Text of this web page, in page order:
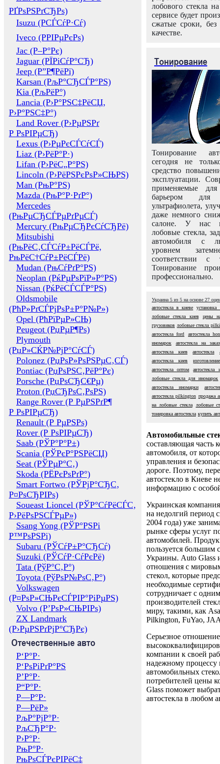
РҐРѕРЅРґСЂРѕ)
Isuzu (РСЃСѓР·Сѓ)
Iveco (РРІРµРєРѕ)
Jac (Р–Р°Рє)
Jaguar (РЇРіСѓР°СЂ)
Jeep (Р”Р¶РёРї)
Karsan (РљР°СЂСЃР°РЅ)
Kia (РљРёР°)
Lancia (Р›Р°РЅС‡РёСЏ,
Р›Р°РЅС‡Р°)
Land Rover (Р›РµРЅРґ
Р РѕРІРµСЂ)
Lexus (Р›РµРєСЃСѓСЃ)
Liaz (Р›РёР°Р·)
Lifan (Р›РёС„Р°РЅ)
Lincoln (Р›РёРЅРєРѕР»СЊРЅ)
Man (РњР°РЅ)
Mazda (РњР°Р·РґР°)
Mercedes
(РњРµСЂСЃРµРґРµСЃ)
Mercury (РњРµСЂРєСѓСЂРё)
Mitsubishi
(РњРёС‚СЃСѓР±РёСЃРё,
РњРёС†СѓР±РёСЃРё)
Mudan (РњСѓРґР°РЅ)
Neoplan (РќРµРѕРїР»Р°РЅ)
Nissan (РќРёСЃСЃР°РЅ)
Oldsmobile
(РћР»РґСЃРјРѕР±Р°Р№Р»)
Opel (РћРїРµР»СЊ)
Peugeot (РџРµР¶Рѕ)
Plymouth
(РџР»СЌР№РјР°СѓСЃ)
Polonez (РџРѕР»РѕРЅРµС‚СЃ)
Pontiac (РџРѕРЅС‚РёР°Рє)
Porsche (РџРѕСЂС€Рµ)
Proton (РџСЂРѕС‚РѕРЅ)
Range Rover (Р РµРЅРґР¶
Р РѕРІРµСЂ)
Renault (Р РµРЅРѕ)
Rover (Р РѕРІРµСЂ)
Saab (РЎР°Р°Р±)
Scania (РЎРєР°РЅРёСЏ)
Seat (РЎРµР°С‚)
Skoda (РЁРєРѕРґР°)
Smart Fortwo (РЎРјР°СЂС‚
Р¤РѕСЂРІРѕ)
Soueast Lioncel (РЎР°СѓРёСЃС‚
Р›РёРѕРЅСЃРµР»)
Ssang Yong (РЎР°РЅРі
Р™РѕРЅРі)
Subaru (РЎСѓР±Р°СЂСѓ)
Suzuki (РЎСѓР·СѓРєРё)
Tata (РўР°С‚Р°)
Toyota (РўРѕР№РѕС‚Р°)
Volkswagen
(Р¤РѕР»СЊРєСЃРІР°РіРµРЅ)
Volvo (Р’РѕР»СЊРІРѕ)
ZX Landmark
(Р›РµРЅРґРјР°СЂРє)
Отечественные авто
Р‘Р°Р·
Р‘РѕРіРґР°РЅ
Р’Р°Р·
Р“Р°Р·
Р—Р°Р·
Р—РёР»
РљР°РјР°Р·
РљСЂР°Р·
Р›Р°Р·
РњР°Р·
РњРѕСЃРєРІРёС‡
лобового стекла
сервисе будет
сжатые сроки,
качестве.
Тонирование
Тонирование
сегодня не
средство
эксплуатации.
применяемые
барьером для
ультрафиолета,
даже немного
салоне. У нас
лобовые стекла,
автомобиля с
уровнем
соответствии с
Тонирование
профессионально.
Украина 5 из 5 на основе 27
автостекла в киеве
установка
лобовые стекла киев
цены
грузовиков лобовые стекла
автостекла ford
автостекла
иномарок
автостекла на заказ
автостекла киев
автостекла
автостекла киев
автостекла оптом
автостекла
лобовые стекла для иномарок
автостекла иномарки
автостекла pilkington продажа
на лобовые стекла
лобовые
тонировка автостекла купить
Автомобильные
составляющая часть
автомобиля, от
управления и
дороге. Поэтому,
автостекло в Киеве
информацию с
Украинская
на недолгий период
2004 года) уже
рынке сферы услуг
автомобилей.
пользуется большим
Украины. Auto Glass
отношения с
стекол, которые
необходимые
сотрудничает с
производителей
миру, такими, как
Pilkington, FuYao,
Серьезное отношение
компании к своей
надежному процессу
автомобильных
потребителей цены
Glass поможет
автостекла в любом